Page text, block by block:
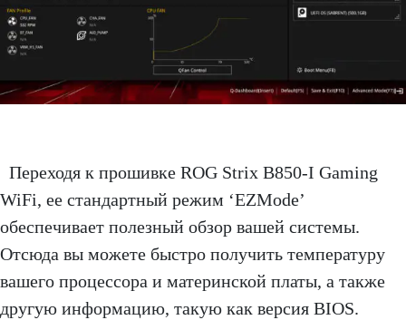
Переходя к прошивке ROG Strix B850-I Gaming
WiFi, ее стандартный режим ‘EZMode’
обеспечивает полезный обзор вашей системы.
Отсюда вы можете быстро получить температуру
вашего процессора и материнской платы, а также
другую информацию, такую ​​как версия BIOS.